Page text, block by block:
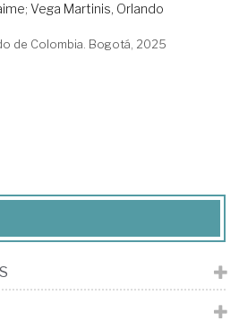
; Vega Martinis, Orlando
de Colombia. Bogotá, 2025